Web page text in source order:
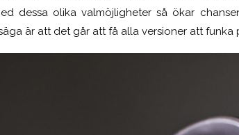
dessa olika valmöjligheter så ökar
är att det går att få alla versioner att funka